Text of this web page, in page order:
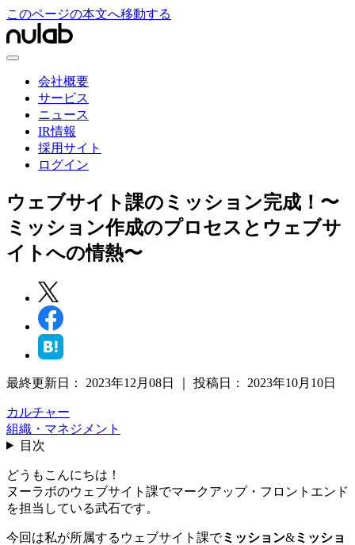
このページの本文へ移動する
会社概要
サービス
ニュース
IR情報
採用サイト
ログイン
ウェブサイト課のミッション完成！〜
ミッション作成のプロセスとウェブサ
イトへの情熱〜
最終更新日： 2023年12月08日 投稿日： 2023年10月10日
カルチャー
組織・マネジメント
目次
どうもこんにちは！
ヌーラボのウェブサイト課でマークアップ・フロントエンド
を担当している武石です。
今回は私が所属するウェブサイト課でミッション&ミッショ